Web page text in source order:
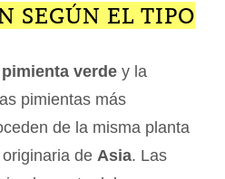
SEGÚN EL TIPO
pimienta verde y la
pimientas más
de la misma planta
de Asia. Las